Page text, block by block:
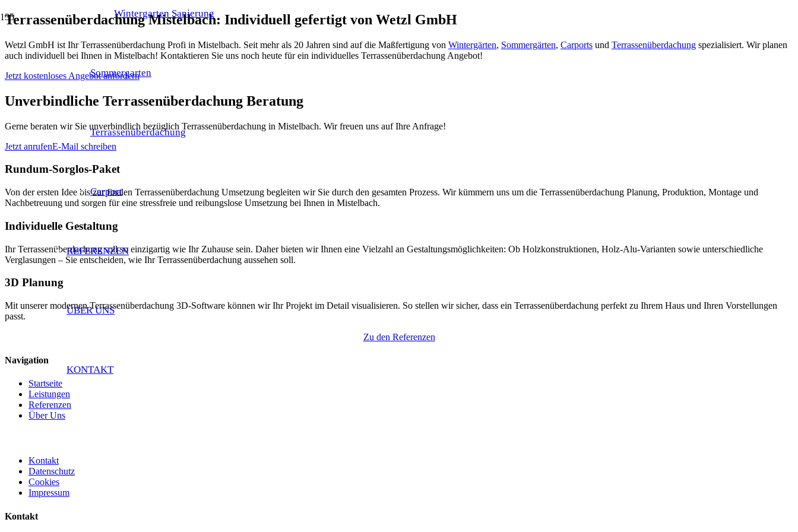
Wintergarten Sanierung
Sommergarten
Terrassenüberdachung
Carport
REFERENZEN
ÜBER UNS
KONTAKT
Terrassenüberdachung Mistelbach: Individuell gefertigt von Wetzl GmbH
Wetzl GmbH ist Ihr Terrassenüberdachung Profi in Mistelbach. Seit mehr als 20 Jahren sind auf die Maßfertigung von Wintergärten, Sommergärten, Carports und Terrassenüberdachung spezialisiert. Wir planen
auch individuell bei Ihnen in Mistelbach! Kontaktieren Sie uns noch heute für ein individuelles Terrassenüberdachung Angebot!
Jetzt kostenloses Angebot anfordern
Unverbindliche Terrassenüberdachung Beratung
Gerne beraten wir Sie unverbindlich bezüglich Terrassenüberdachung in Mistelbach. Wir freuen uns auf Ihre Anfrage!
Jetzt anrufenE-Mail schreiben
Rundum-Sorglos-Paket
Von der ersten Idee bis zur finalen Terrassenüberdachung Umsetzung begleiten wir Sie durch den gesamten Prozess. Wir kümmern uns um die Terrassenüberdachung Planung, Produktion, Montage und
Nachbetreuung und sorgen für eine stressfreie und reibungslose Umsetzung bei Ihnen in Mistelbach.
Individuelle Gestaltung
Ihr Terrassenüberdachung soll so einzigartig wie Ihr Zuhause sein. Daher bieten wir Ihnen eine Vielzahl an Gestaltungsmöglichkeiten: Ob Holzkonstruktionen, Holz-Alu-Varianten sowie unterschiedliche
Verglasungen – Sie entscheiden, wie Ihr Terrassenüberdachung aussehen soll.
3D Planung
Mit unserer modernen Terrassenüberdachung 3D-Software können wir Ihr Projekt im Detail visualisieren. So stellen wir sicher, dass ein Terrassenüberdachung perfekt zu Ihrem Haus und Ihren Vorstellungen
passt.
Zu den Referenzen
Navigation
Startseite
Leistungen
Referenzen
Über Uns
Kontakt
Datenschutz
Cookies
Impressum
Kontakt